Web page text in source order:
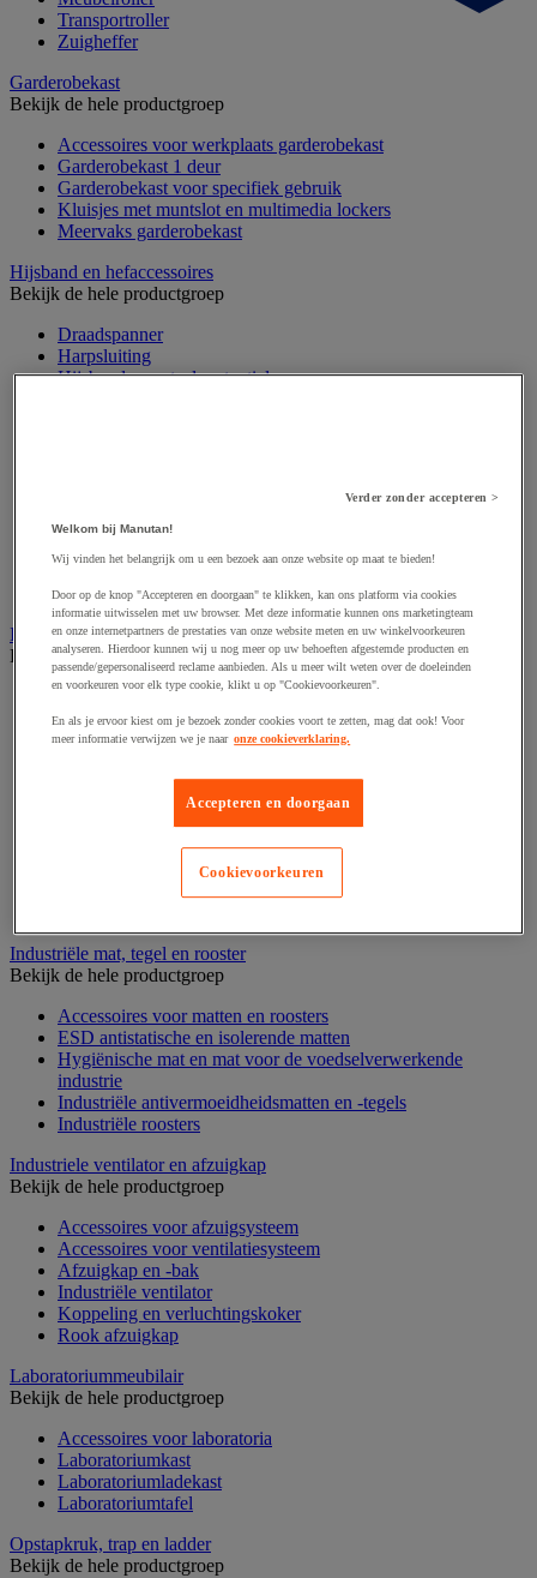
Transportroller
Zuigheffer
Garderobekast
Bekijk de hele productgroep
Accessoires voor werkplaats garderobekast
Garderobekast 1 deur
Garderobekast voor specifiek gebruik
Kluisjes met muntslot en multimedia lockers
Meervaks garderobekast
Hijsband en hefaccessoires
Bekijk de hele productgroep
Draadspanner
Harpsluiting
Hijsband van staal en textiel
Sjorband en trekstang
Spanband
Stalen ketting
Touw en draad
Industriële en magazijnstellingen
Bekijk de hele productgroep
Doorschuifstelling en doorrolstelling
Draagarmstelling voor lange lasten
Entresol voor magazijn
Middelzware stelling
Rek voor haspels en spoelen
Stelling voor detail- en groothandel
Stellingen voor de automobielindustrie
Industriële mat, tegel en rooster
Bekijk de hele productgroep
Accessoires voor matten en roosters
ESD antistatische en isolerende matten
Hygiënische mat en mat voor de voedselverwerkende
industrie
Industriële antivermoeidheidsmatten en -tegels
Industriële roosters
Industriele ventilator en afzuigkap
Bekijk de hele productgroep
Accessoires voor afzuigsysteem
Accessoires voor ventilatiesysteem
Afzuigkap en -bak
Industriële ventilator
Koppeling en verluchtingskoker
Rook afzuigkap
Laboratoriummeubilair
Bekijk de hele productgroep
Accessoires voor laboratoria
Laboratoriumkast
Laboratoriumladekast
Laboratoriumtafel
Opstapkruk, trap en ladder
Bekijk de hele productgroep
Verder zonder accepteren >
Welkom bij Manutan!
Wij vinden het belangrijk om u een bezoek aan onze website op maat te bieden!
Door op de knop "Accepteren en doorgaan" te klikken, kan ons platform via cookies
informatie uitwisselen met uw browser. Met deze informatie kunnen ons marketingteam
en onze internetpartners de prestaties van onze website meten en uw winkelvoorkeuren
analyseren. Hierdoor kunnen wij u nog meer op uw behoeften afgestemde producten en
passende/gepersonaliseerd reclame aanbieden. Als u meer wilt weten over de doeleinden
en voorkeuren voor elk type cookie, klikt u op "Cookievoorkeuren".
En als je ervoor kiest om je bezoek zonder cookies voort te zetten, mag dat ook! Voor
meer informatie verwijzen we je naar onze cookieverklaring.
Accepteren en doorgaan
Cookievoorkeuren